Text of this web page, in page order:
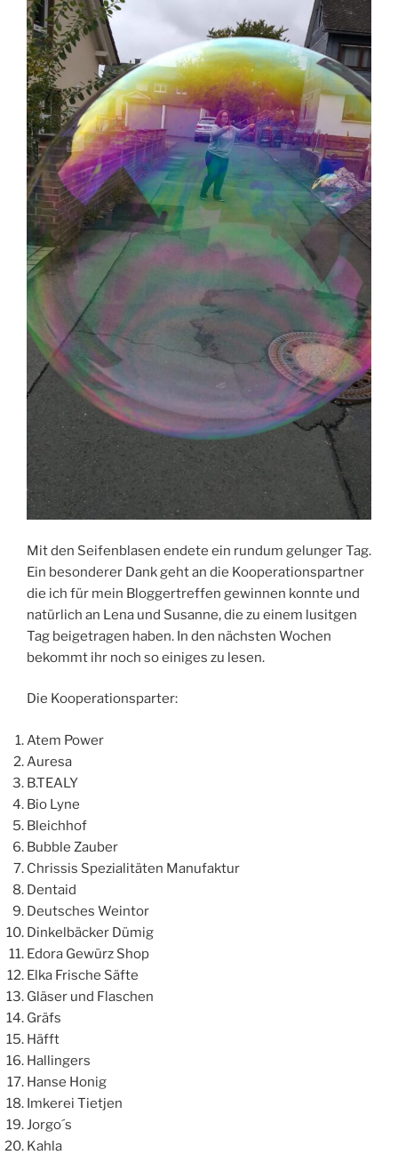
Mit den Seifenblasen endete ein rundum gelunger Tag.
Ein besonderer Dank geht an die Kooperationspartner
die ich für mein Bloggertreffen gewinnen konnte und
natürlich an Lena und Susanne, die zu einem lusitgen
Tag beigetragen haben. In den nächsten Wochen
bekommt ihr noch so einiges zu lesen.
Die Kooperationsparter:
Atem Power
Auresa
B.TEALY
Bio Lyne
Bleichhof
Bubble Zauber
Chrissis Spezialitäten Manufaktur
Dentaid
Deutsches Weintor
Dinkelbäcker Dümig
Edora Gewürz Shop
Elka Frische Säfte
Gläser und Flaschen
Gräfs
Häfft
Hallingers
Hanse Honig
Imkerei Tietjen
Jorgo´s
Kahla